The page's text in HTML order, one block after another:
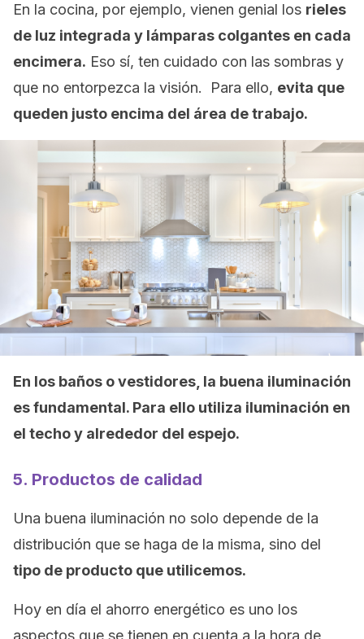
En la cocina, por ejemplo, vienen genial los rieles
de luz integrada y lámparas colgantes en cada
encimera. Eso sí, ten cuidado con las sombras y
que no entorpezca la visión. Para ello, evita que
queden justo encima del área de trabajo.
En los baños o vestidores, la buena iluminación
es fundamental. Para ello utiliza iluminación en
el techo y alrededor del espejo.
5. Productos de calidad
Una buena iluminación no solo depende de la
distribución que se haga de la misma, sino del
tipo de producto que utilicemos.
Hoy en día el ahorro energético es uno los
aspectos que se tienen en cuenta a la hora de